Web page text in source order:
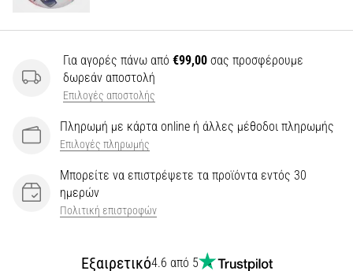
Για αγορές πάνω από €99,00 σας προσφέρουμε
δωρεάν αποστολή
Επιλογές αποστολής
Πληρωμή με κάρτα online ή άλλες μέθοδοι πληρωμής
Επιλογές πληρωμής
Μπορείτε να επιστρέψετε τα προϊόντα εντός 30
ημερών
Πολιτική επιστροφών
Εξαιρετικό4.6 από 5